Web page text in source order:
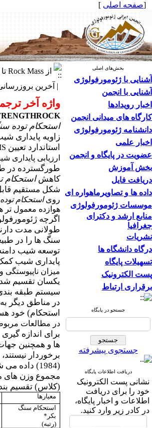
[صفحه اصلی ]
بخش‌های اصلی
آشنایی با ژئومورفولوژی
آشنایی با انجمن
اخبار رویدادها
کارگاه های میدانی انجمن
دانشنامه ژئومورفولوژی
اخبار علمی
عضویت در پایگاه و انجمن
بخش آموزش
دریافت فایل
داده ها و تصاویرماهواره ای
موسسات ژئومورفولوژی
منابع ارشد و دکترای
جغرافیا
نشریات
درگاه دانشگاه ها
تسهیلات پایگاه
پست الکترونیک
برقراری ارتباط
جستجو در پایگاه
جستجوی پیشرفته
دریافت اطلاعات پایگاه
نشانی پست الکترونیک
خود را برای دریافت
اطلاعات و اخبار پایگاه،
در کادر زیر وارد کنید.
از Rock Mass تا Ruggedness
| آخرین بروزرسانی: ۱۳۹۶/۸/
واژه آخر
ROCK
استحکام توده
زاویه پایداری
استاندارد تعیین
ارزیابی
طورگسترده در
کاهشاستحکام
شکل مستقیم قابل مقایسه
رویاستحکام
هوازده معمول تر هستند، دیاگرام سلبی (1980) بیشتر برای شیب
اگرچه
طولانی مدت
سنگ ها را در
توسعه شیب
پایداری شیب
میزان ناپیوستگی و ترک خوردگی را
یکسان تقسیم
سیستم طبقه
در مناطق دیگر
استحکام) خود
در مطالعات
ها و همچنین
مجموع وزن های
(کلاس) تقسیم بندی می
معیارها
استحکام سنگ
بکر*
(رتبه)